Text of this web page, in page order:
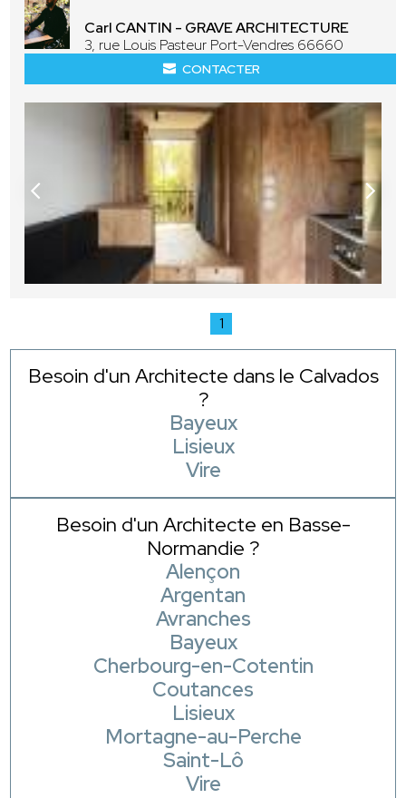
Carl CANTIN - GRAVE ARCHITECTURE
3, rue Louis Pasteur Port-Vendres 66660
CONTACTER
1
Besoin d'un Architecte dans le Calvados
?
Bayeux
Lisieux
Vire
Besoin d'un Architecte en Basse-
Normandie ?
Alençon
Argentan
Avranches
Bayeux
Cherbourg-en-Cotentin
Coutances
Lisieux
Mortagne-au-Perche
Saint-Lô
Vire